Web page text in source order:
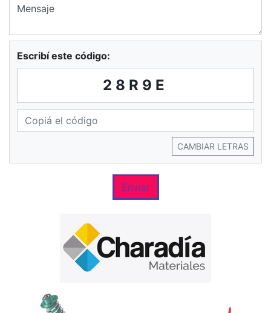
Escribí este código:
28R9E
CAMBIAR LETRAS